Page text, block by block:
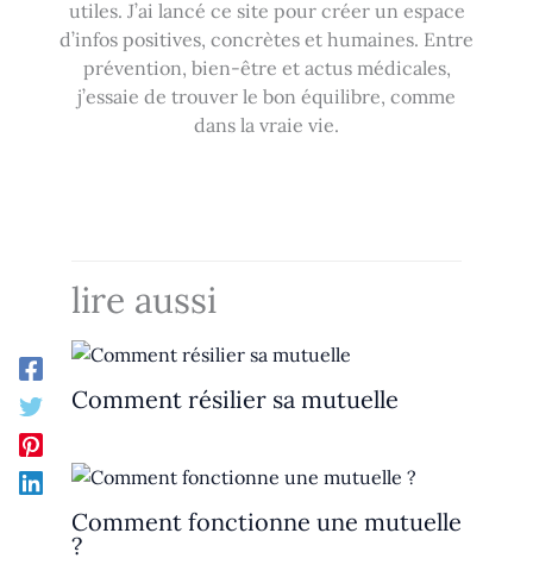
utiles. J’ai lancé ce site pour créer un espace
d’infos positives, concrètes et humaines. Entre
prévention, bien-être et actus médicales,
j’essaie de trouver le bon équilibre, comme
dans la vraie vie.
lire aussi
Comment résilier sa mutuelle
Comment fonctionne une mutuelle
?